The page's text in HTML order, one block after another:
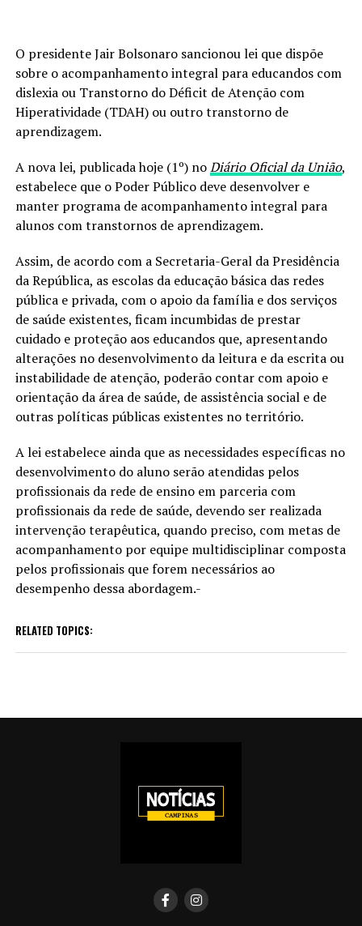
O presidente Jair Bolsonaro sancionou lei que dispõe
sobre o acompanhamento integral para educandos com
dislexia ou Transtorno do Déficit de Atenção com
Hiperatividade (TDAH) ou outro transtorno de
aprendizagem.
A nova lei, publicada hoje (1º) noDiário Oficial da União,
estabelece que o Poder Público deve desenvolver e
manter programa de acompanhamento integral para
alunos com transtornos de aprendizagem.
Assim, de acordo com a Secretaria-Geral da Presidência
da República, as escolas da educação básica das redes
pública e privada, com o apoio da família e dos serviços
de saúde existentes, ficam incumbidas de prestar
cuidado e proteção aos educandos que, apresentando
alterações no desenvolvimento da leitura e da escrita ou
instabilidade de atenção, poderão contar com apoio e
orientação da área de saúde, de assistência social e de
outras políticas públicas existentes no território.
A lei estabelece ainda que as necessidades específicas no
desenvolvimento do aluno serão atendidas pelos
profissionais da rede de ensino em parceria com
profissionais da rede de saúde, devendo ser realizada
intervenção terapêutica, quando preciso, com metas de
acompanhamento por equipe multidisciplinar composta
pelos profissionais que forem necessários ao
desempenho dessa abordagem.-
RELATED TOPICS: